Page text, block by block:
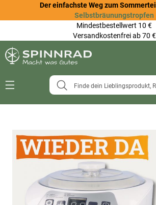
Der einfachste Weg zum
Selbstbräunungstropfen
Mindestbestellwert 10 €
Versandkostenfrei ab 70 €
Navigation
Zum
Ende
der